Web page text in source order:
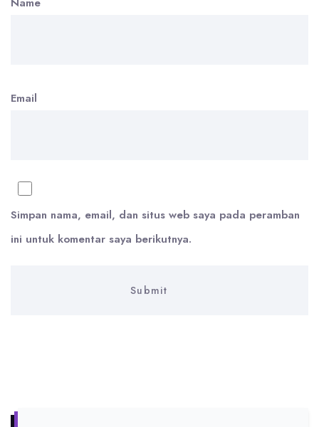
Email
Simpan nama, email, dan situs web saya pada peramban
ini untuk komentar saya berikutnya.